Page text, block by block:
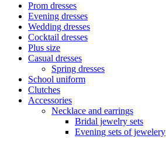
Prom dresses
Evening dresses
Wedding dresses
Cocktail dresses
Plus size
Casual dresses
Spring dresses
School uniform
Clutches
Accessories
Necklace and earrings
Bridal jewelry sets
Evening sets of jewelery